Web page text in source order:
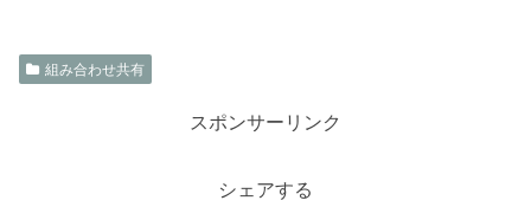
組み合わせ共有
スポンサーリンク
シェアする